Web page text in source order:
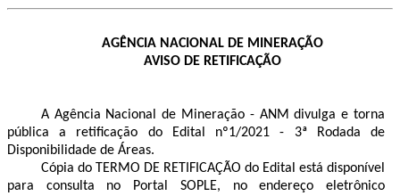
AGÊNCIA NACIONAL DE MINERAÇÃO
AVISO DE RETIFICAÇÃO
A Agência Nacional de Mineração - ANM divulga e torna
pública a retificação do Edital nº1/2021 - 3ª Rodada de
Disponibilidade de Áreas.
Cópia do TERMO DE RETIFICAÇÃO do Edital está disponível
para consulta no Portal SOPLE, no endereço eletrônico